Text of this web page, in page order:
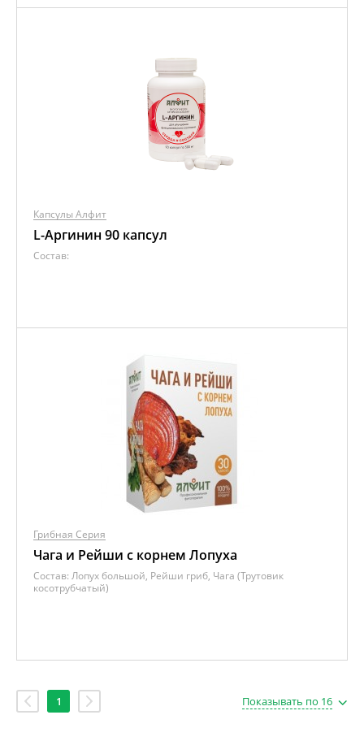
Капсулы Алфит
L-Аргинин 90 капсул
Состав:
Грибная Серия
Чага и Рейши с корнем Лопуха
Состав: Лопух большой, Рейши гриб, Чага (Трутовик
косотрубчатый)
1 Показывать по 16